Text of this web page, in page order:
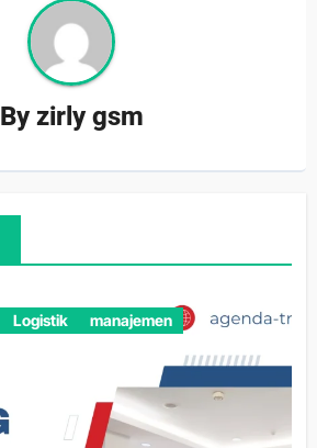
Byzirly gsm
Logistik manajemen